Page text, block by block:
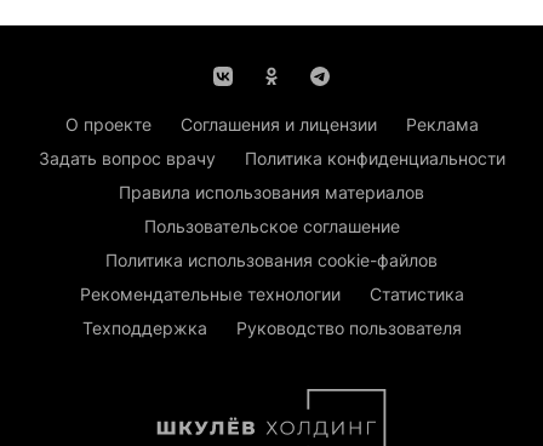
О проекте Соглашения и лицензии
Реклама
Задать вопрос врачу
Политика конфиденциальности
Правила использования материалов
Пользовательское соглашение
Политика использования cookie-файлов
Рекомендательные технологии
Статистика
Техподдержка
Руководство пользователя